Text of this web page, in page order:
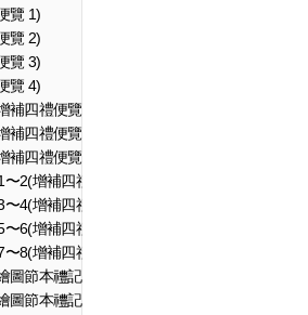
覽 1)
覽 2)
覽 3)
覽 4)
補四禮便覽 2)
補四禮便覽 3)
補四禮便覽 4)
2(增補四禮便覽 卷一〜二)
4(增補四禮便覽 卷三〜四)
6(增補四禮便覽 卷五〜六)
8(增補四禮便覽 卷七〜八)
圖節本禮記 1)
圖節本禮記 5)